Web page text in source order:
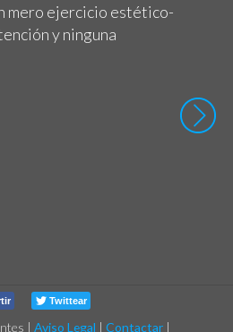
mero ejercicio estético-
y ninguna
Twittear
| Aviso Legal | Contactar |